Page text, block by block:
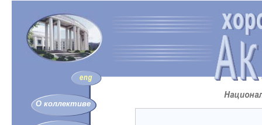
О коллективе